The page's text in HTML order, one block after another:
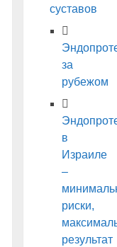
суставов
за
рубежом
в
Израиле
–
риски,
результат